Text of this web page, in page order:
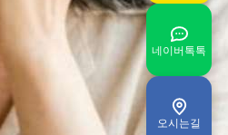
네이버톡톡
오시는길